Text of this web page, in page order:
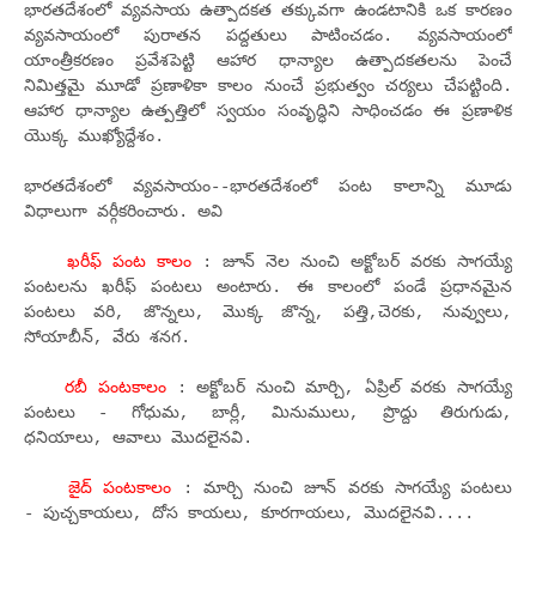
భారతదేశంలో వ్యవసాయ ఉత్పాదకత తక్కువగా ఉండటానికి ఒక కారణం
వ్యవసాయంలో పురాతన పద్దతులు పాటించడం. వ్యవసాయంలో
యాంత్రీకరణం ప్రవేశపెట్టి ఆహార ధాన్యాల ఉత్పాదకతలను పెంచే
నిమిత్తమై మూడో ప్రణాళికా కాలం నుంచే ప్రభుత్వం చర్యలు చేపట్టింది.
ఆహార ధాన్యాల ఉత్పత్తిలో స్వయం సంవృద్ధిని సాధించడం ఈ ప్రణాళిక
యొక్క ముఖ్యోద్దేశం.
భారతదేశంలో వ్యవసాయం--భారతదేశంలో పంట కాలాన్ని మూడు
విధాలుగా వర్గీకరించారు. అవి
ఖరీఫ్ పంట కాలం : జూన్ నెల నుంచి అక్టోబర్ వరకు సాగయ్యే
పంటలను ఖరీఫ్ పంటలు అంటారు. ఈ కాలంలో పండే ప్రధానమైన
పంటలు వరి, జొన్నలు, మొక్క జొన్న, పత్తి,చెరకు, నువ్వులు,
సోయాబీన్, వేరు శనగ.
రబీ పంటకాలం: అక్టోబర్ నుంచి మార్చి, ఏప్రిల్ వరకు సాగయ్యే
పంటలు - గోధుమ, బార్లీ, మినుములు, ప్రొద్దు తిరుగుడు,
ధనియాలు, ఆవాలు మొదలైనవి.
జైద్ పంటకాలం : మార్చి నుంచి జూన్ వరకు సాగయ్యే పంటలు
- పుచ్చకాయలు, దోస కాయలు, కూరగాయలు, మొదలైనవి....